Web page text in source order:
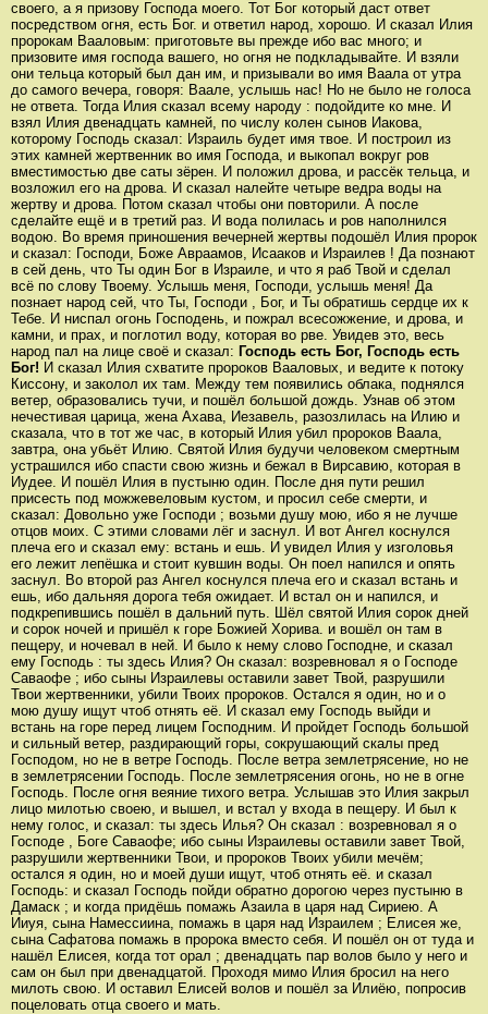
своего, а я призову Господа моего. Тот Бог который даст ответ
посредством огня, есть Бог. и ответил народ, хорошо. И сказал Илия
пророкам Вааловым: приготовьте вы прежде ибо вас много; и
призовите имя господа вашего, но огня не подкладывайте. И взяли
они тельца который был дан им, и призывали во имя Ваала от утра
до самого вечера, говоря: Ваале, услышь нас! Но не было не голоса
не ответа. Тогда Илия сказал всему народу : подойдите ко мне. И
взял Илия двенадцать камней, по числу колен сынов Иакова,
которому Господь сказал: Израиль будет имя твое. И построил из
этих камней жертвенник во имя Господа, и выкопал вокруг ров
вместимостью две саты зёрен. И положил дрова, и рассёк тельца, и
возложил его на дрова. И сказал налейте четыре ведра воды на
жертву и дрова. Потом сказал чтобы они повторили. А после
сделайте ещё и в третий раз. И вода полилась и ров наполнился
водою. Во время приношения вечерней жертвы подошёл Илия пророк
и сказал: Господи, Боже Авраамов, Исааков и Израилев ! Да познают
в сей день, что Ты один Бог в Израиле, и что я раб Твой и сделал
всё по слову Твоему. Услышь меня, Господи, услышь меня! Да
познает народ сей, что Ты, Господи , Бог, и Ты обратишь сердце их к
Тебе. И ниспал огонь Господень, и пожрал всесожжение, и дрова, и
камни, и прах, и поглотил воду, которая во рве. Увидев это, весь
народ пал на лице своё и сказал: Господь есть Бог, Господь есть
Бог! И сказал Илия схватите пророков Вааловых, и ведите к потоку
Киссону, и заколол их там. Между тем появились облака, поднялся
ветер, образовались тучи, и пошёл большой дождь. Узнав об этом
нечестивая царица, жена Ахава, Иезавель, разозлилась на Илию и
сказала, что в тот же час, в который Илия убил пророков Ваала,
завтра, она убьёт Илию. Святой Илия будучи человеком смертным
устрашился ибо спасти свою жизнь и бежал в Вирсавию, которая в
Иудее. И пошёл Илия в пустыню один. После дня пути решил
присесть под можжевеловым кустом, и просил себе смерти, и
сказал: Довольно уже Господи ; возьми душу мою, ибо я не лучше
отцов моих. С этими словами лёг и заснул. И вот Ангел коснулся
плеча его и сказал ему: встань и ешь. И увидел Илия у изголовья
его лежит лепёшка и стоит кувшин воды. Он поел напился и опять
заснул. Во второй раз Ангел коснулся плеча его и сказал встань и
ешь, ибо дальняя дорога тебя ожидает. И встал он и напился, и
подкрепившись пошёл в дальний путь. Шёл святой Илия сорок дней
и сорок ночей и пришёл к горе Божией Хорива. и вошёл он там в
пещеру, и ночевал в ней. И было к нему слово Господне, и сказал
ему Господь : ты здесь Илия? Он сказал: возревновал я о Господе
Саваофе ; ибо сыны Израилевы оставили завет Твой, разрушили
Твои жертвенники, убили Твоих пророков. Остался я один, но и о
мою душу ищут чтоб отнять её. И сказал ему Господь выйди и
встань на горе перед лицем Господним. И пройдет Господь большой
и сильный ветер, раздирающий горы, сокрушающий скалы пред
Господом, но не в ветре Господь. После ветра землетрясение, но не
в землетрясении Господь. После землетрясения огонь, но не в огне
Господь. После огня веяние тихого ветра. Услышав это Илия закрыл
лицо милотью своею, и вышел, и встал у входа в пещеру. И был к
нему голос, и сказал: ты здесь Илья? Он сказал : возревновал я о
Господе , Боге Саваофе; ибо сыны Израилевы оставили завет Твой,
разрушили жертвенники Твои, и пророков Твоих убили мечём;
остался я один, но и моей души ищут, чтоб отнять её. и сказал
Господь: и сказал Господь пойди обратно дорогою через пустыню в
Дамаск ; и когда придёшь помажь Азаила в царя над Сириею. А
Ииуя, сына Намессиина, помажь в царя над Израилем ; Елисея же,
сына Сафатова помажь в пророка вместо себя. И пошёл он от туда и
нашёл Елисея, когда тот орал ; двенадцать пар волов было у него и
сам он был при двенадцатой. Проходя мимо Илия бросил на него
милоть свою. И оставил Елисей волов и пошёл за Илиёю, попросив
поцеловать отца своего и мать.